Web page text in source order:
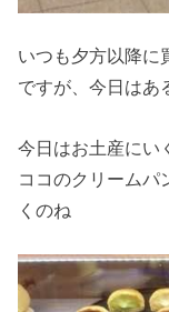
いつも夕方以降に
ですが、今日はあ
今日はお土産にい
ココのクリームパ
くのね